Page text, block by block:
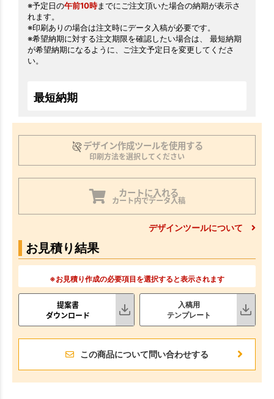
※予定日の午前10時までにご注文頂いた場合の納期が表示さ
れます。
※印刷ありの場合は注文時にデータ入稿が必要です。
※希望納期に対する注文期限を確認したい場合は、 最短納期
が希望納期になるように、ご注文予定日を変更してくださ
い。
最短納期
デザイン作成ツールを使用する
印刷方法を選択してください
カートに入れる
カート内でデータ入稿
デザインツールについて
お見積り結果
※お見積り作成の必要項目を選択すると表示されます
提案書
ダウンロード
入稿用
テンプレート
この商品について問い合わせする